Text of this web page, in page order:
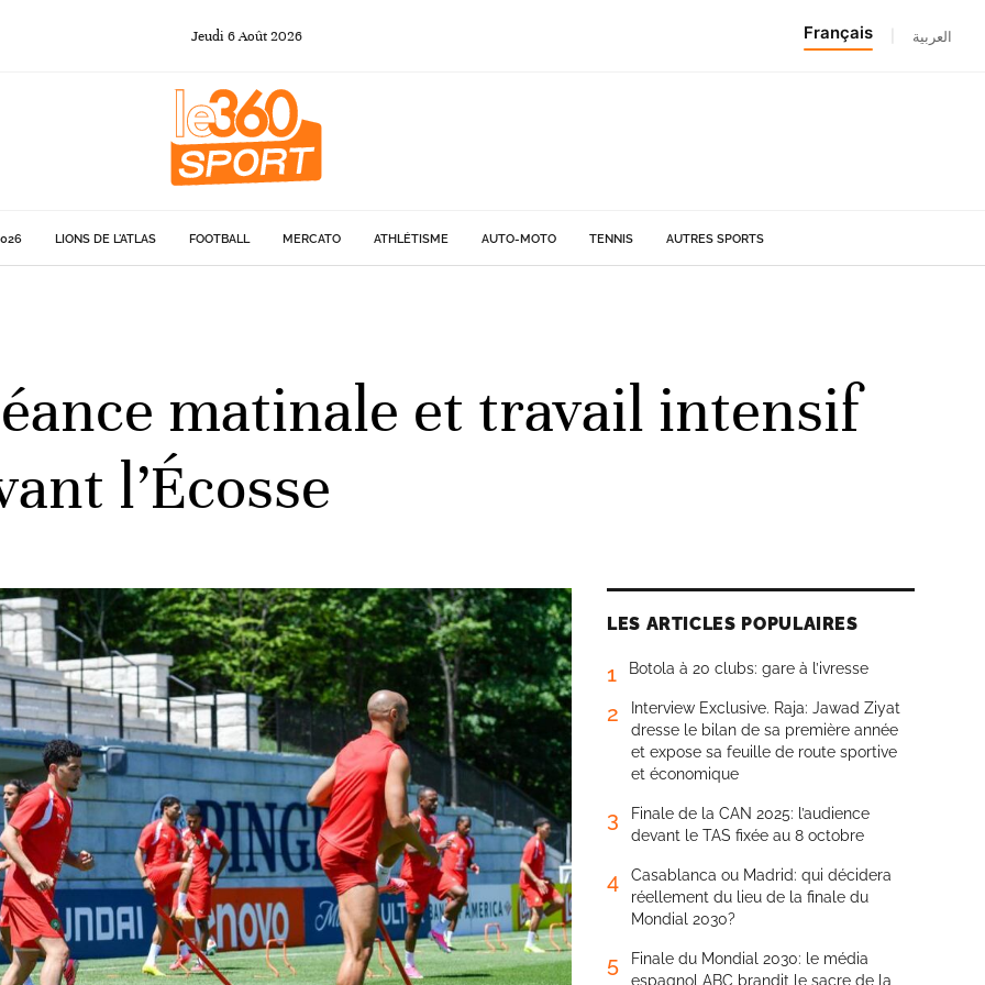
Jeudi 6Août 2026 Français العربية
LIONS DE L'ATLAS FOOTBALL MERCATO ATHLÉTISME AUTO-MOTO TENNIS AUTRES SPORTS
matinale et travail intensif
l’Écosse
LES ARTICLES POPULAIRES
1 Botola à 20 clubs: gare à l’ivresse
2
Interview Exclusive. Raja: Jawad Ziyat
dresse le bilan de sa première année
et expose sa feuille de route sportive
et économique
3
Finale de la CAN 2025: l’audience
devant le TAS fixée au 8 octobre
4
Casablanca ou Madrid: qui décidera
réellement du lieu de la finale du
Mondial 2030?
5
Finale du Mondial 2030: le média
espagnol ABC brandit le sacre de la